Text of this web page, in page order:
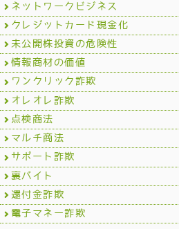
ネットワークビジネス
クレジットカード現金化
未公開株投資の危険性
情報商材の価値
ワンクリック詐欺
オレオレ詐欺
点検商法
マルチ商法
サポート詐欺
裏バイト
還付金詐欺
電子マネー詐欺